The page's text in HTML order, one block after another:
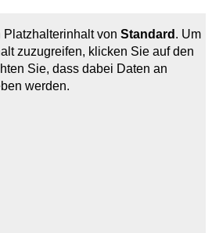
von Standard . Um
zuzugreifen, klicken Sie auf den
Sie, dass dabei Daten an
werden.